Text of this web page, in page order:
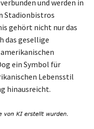
und werden in
Stadionbistros
gehört nicht nur das
das gesellige
ein Symbol für
Lebensstil
hinausreicht.